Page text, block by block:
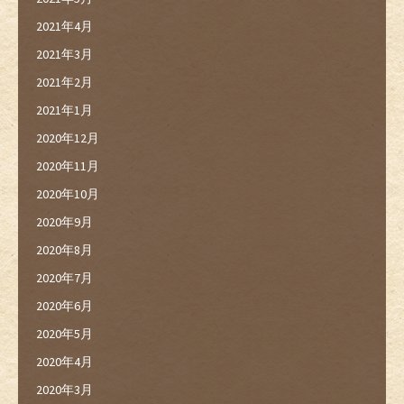
2021年4月
2021年3月
2021年2月
2021年1月
2020年12月
2020年11月
2020年10月
2020年9月
2020年8月
2020年7月
2020年6月
2020年5月
2020年4月
2020年3月